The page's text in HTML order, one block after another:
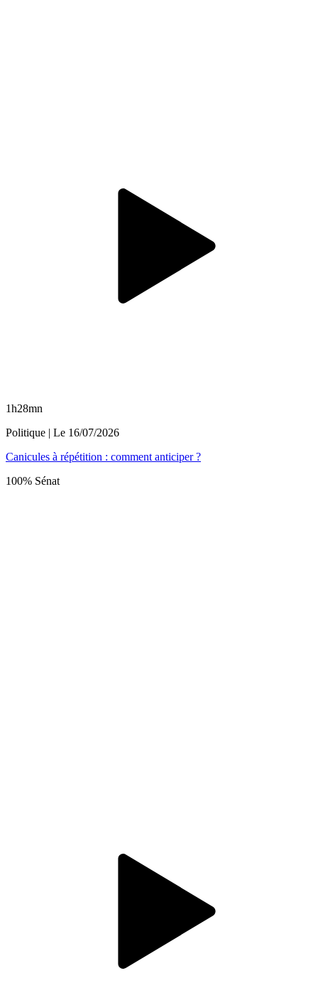
1h28mn
Politique | Le 16/07/2026
Canicules à répétition : comment anticiper ?
100% Sénat